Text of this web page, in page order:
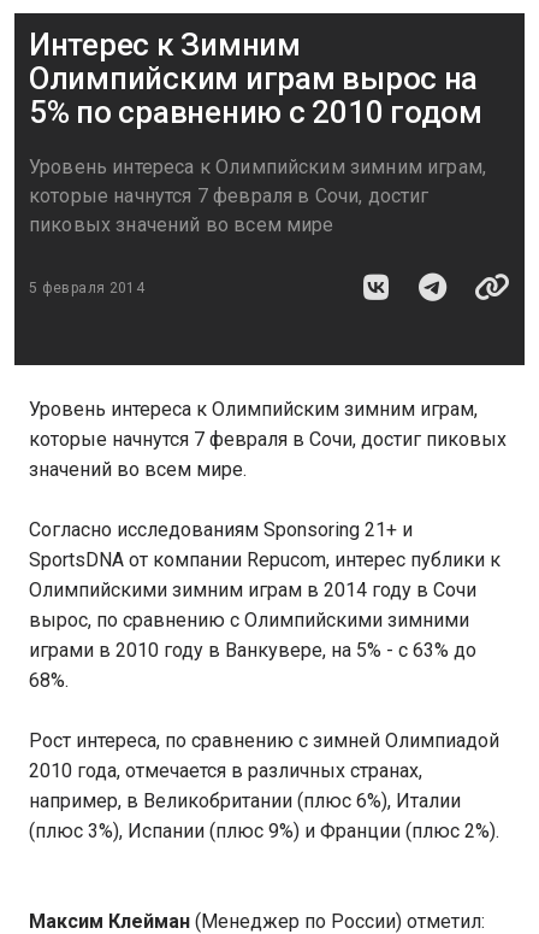
Интерес к Зимним
Олимпийским играм вырос на
5% по сравнению с 2010 годом
Уровень интереса к Олимпийским зимним играм,
которые начнутся 7 февраля в Сочи, достиг
пиковых значений во всем мире
5 февраля 2014
Уровень интереса к Олимпийским зимним играм,
которые начнутся 7 февраля в Сочи, достиг пиковых
значений во всем мире.
Согласно исследованиям Sponsoring 21+ и
SportsDNA от компании Repucom, интерес публики к
Олимпийскими зимним играм в 2014 году в Сочи
вырос, по сравнению с Олимпийскими зимними
играми в 2010 году в Ванкувере, на 5% - с 63% до
68%.
Рост интереса, по сравнению с зимней Олимпиадой
2010 года, отмечается в различных странах,
например, в Великобритании (плюс 6%), Италии
(плюс 3%), Испании (плюс 9%) и Франции (плюс 2%).
Максим Клейман (Менеджер по России) отметил: